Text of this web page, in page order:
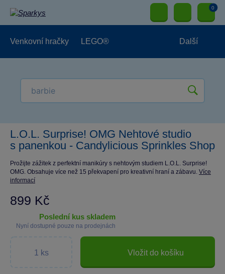
0
Venkovní hračky LEGO® Další
L.O.L. Surprise! OMG Nehtové studio
s panenkou - Candylicious Sprinkles Shop
Prožijte zážitek z perfektní manikúry s nehtovým studiem L.O.L. Surprise!
OMG. Obsahuje více než 15 překvapení pro kreativní hraní a zábavu. Více
informací
899 Kč
poslední kus skladem
Nyní dostupné pouze na prodejnách
Vložit do košíku